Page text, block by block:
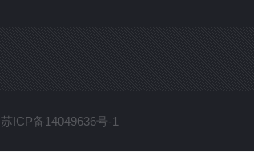
苏ICP备14049636号-1